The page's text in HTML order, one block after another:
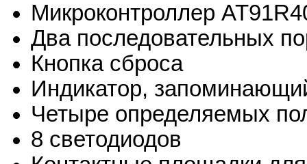
Микроконтроллер
Два последовательных
Кнопка сброса
Индикатор,
Четыре определяемых
8 светодиодов